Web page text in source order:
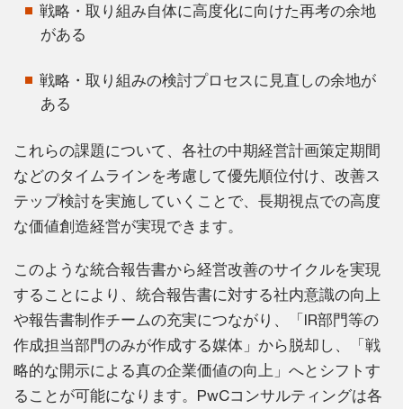
戦略・取り組み自体に高度化に向けた再考の余地
がある
戦略・取り組みの検討プロセスに見直しの余地が
ある
これらの課題について、各社の中期経営計画策定期間
などのタイムラインを考慮して優先順位付け、改善ス
テップ検討を実施していくことで、長期視点での高度
な価値創造経営が実現できます。
このような統合報告書から経営改善のサイクルを実現
することにより、統合報告書に対する社内意識の向上
や報告書制作チームの充実につながり、「IR部門等の
作成担当部門のみが作成する媒体」から脱却し、「戦
略的な開示による真の企業価値の向上」へとシフトす
ることが可能になります。PwCコンサルティングは各